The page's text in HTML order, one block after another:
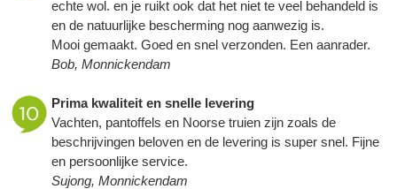
echte wol. en je ruikt ook dat het niet te veel behandeld is
en de natuurlijke bescherming nog aanwezig is.
Mooi gemaakt. Goed en snel verzonden. Een aanrader.
Bob, Monnickendam
Prima kwaliteit en snelle levering
Vachten, pantoffels en Noorse truien zijn zoals de
beschrijvingen beloven en de levering is super snel. Fijne
en persoonlijke service.
Sujong, Monnickendam